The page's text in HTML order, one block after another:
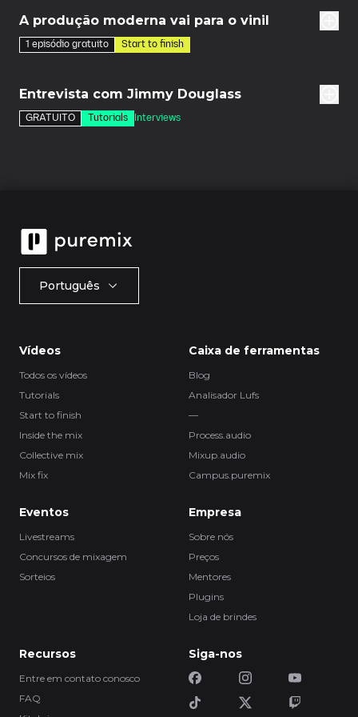
A produção moderna vai para o vinil
1 episódio gratuito
Start to finish
Entrevista com Jimmy Douglass
GRATUITO Tutorials Interviews
Português
Vídeos
Todos os vídeos
Tutorials
Start to finish
Inside the mix
Collective mix
Mix fix
Caixa de ferramentas
Blog
Analisador Lufs
—
Process.audio
Mixup.audio
Campus.puremix
Eventos
Livestreams
Concursos de mixagem
Sorteios
Empresa
Sobre nós
Preços
Mentores
Plugins
Loja de brindes
Recursos
Entre em contato conosco
FAQ
Siga-nos